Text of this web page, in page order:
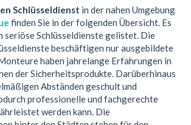
Schlüsseldienst in der nahen Umgebung
finden Sie in der folgenden Übersicht. Es
seriöse Schlüsseldienste gelistet. Die
beschäftigen nur ausgebildete
haben jahrelange Erfahrungen in
der Sicherheitsprodukte. Darüberhinaus
Abständen geschult und
professionelle und fachgerechte
werden kann. Die